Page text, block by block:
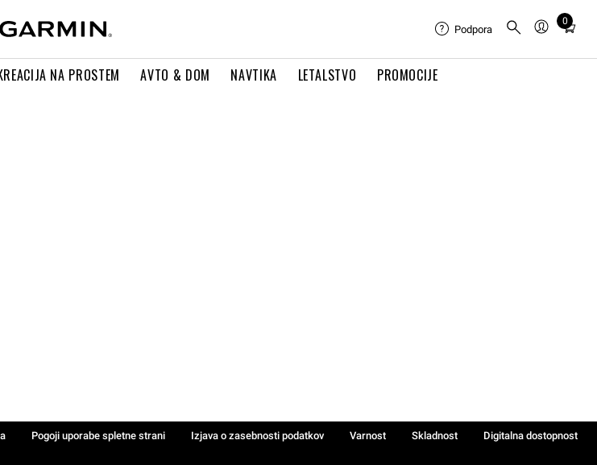
NA PROSTEM AVTO & DOM NAVTIKA LETALSTVO PROMOCIJE
Podpora
0
Total
in
Pogoji uporabe spletne strani Izjava o zasebnosti podatkov Varnost Skladnost
Digitalna dostopnost